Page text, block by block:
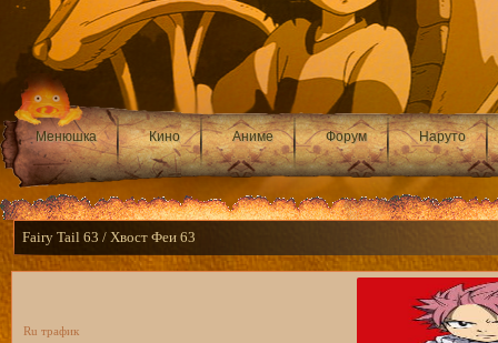
Менюшка Кино Аниме Форум Наруто
Fairy Tail 63 / Хвост Феи 63
Ru трафик